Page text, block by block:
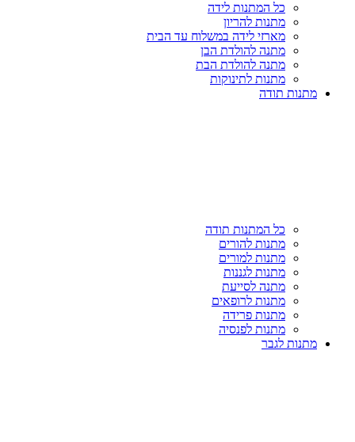
כל המתנות לידה
מתנות להריון
מארזי לידה במשלוח עד הבית
מתנה להולדת הבן
מתנה להולדת הבת
מתנות לתינוקות
מתנות תודה
כל המתנות תודה
מתנות להורים
מתנות למורים
מתנות לגננות
מתנה לסייעת
מתנות לרופאים
מתנות פרידה
מתנות לפנסיה
מתנות לגבר